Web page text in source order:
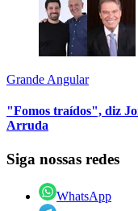
Grande Angular
"Fomos traídos", diz
Arruda
Siga nossas redes
WhatsApp